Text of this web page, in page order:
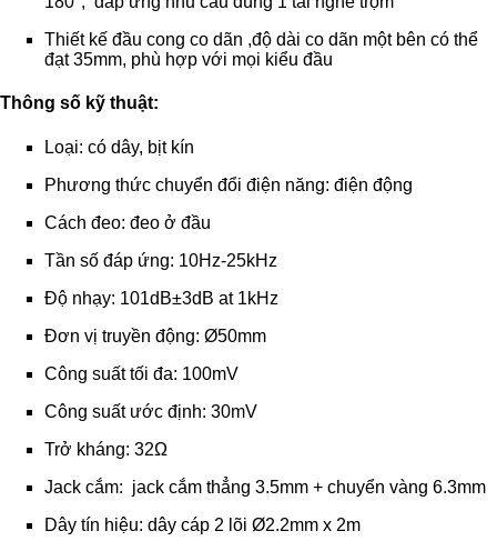
Thiết kế đầu cong co dãn ,độ dài co dãn một bên có thể
đạt 35mm, phù hợp với mọi kiểu đầu
Thông số kỹ thuật:
Loại: có dây, bịt kín
Phương thức chuyển đổi điện năng: điện động
Cách đeo: đeo ở đầu
Tần số đáp ứng: 10Hz-25kHz
Độ nhạy: 101dB±3dB at 1kHz
Đơn vị truyền động: Ø50mm
Công suất tối đa: 100mV
Công suất ước định: 30mV
Trở kháng: 32Ω
Jack cắm: jack cắm thẳng 3.5mm + chuyển vàng 6.3mm
Dây tín hiệu: dây cáp 2 lõi Ø2.2mm x 2m